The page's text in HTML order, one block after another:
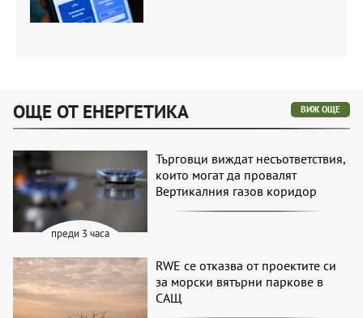
ОЩЕ ОТ ЕНЕРГЕТИКА ВИЖ ОЩЕ
преди 3 часа
Търговци виждат несъответствия,
които могат да провалят
Вертикалния газов коридор
RWE се отказва от проектите си
за морски вятърни паркове в
САЩ